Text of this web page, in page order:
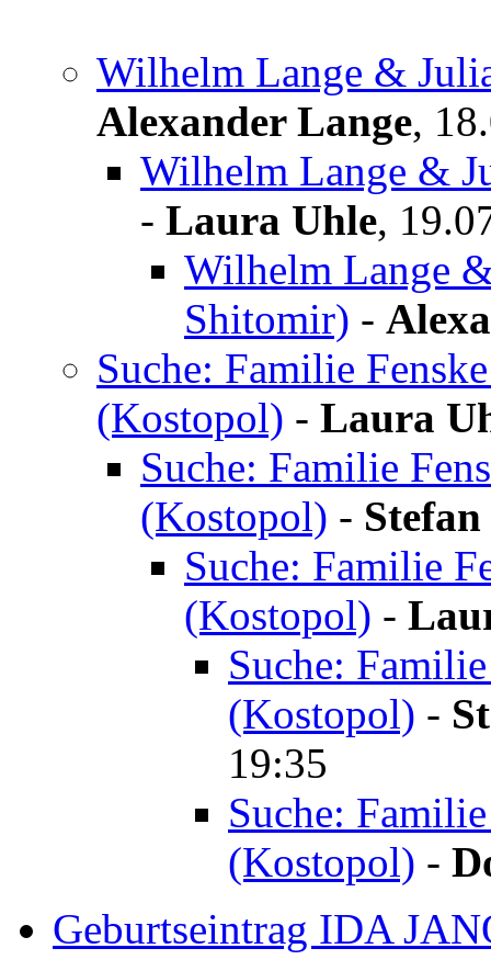
Wilhelm Lange &
Alexander Lange,
Wilhelm Lange &
- Laura Uhle,
Wilhelm Lange
Shitomir) -
Suche: Familie
(Kostopol) - Laura
Suche: Familie
(Kostopol) -
Suche: Familie
(Kostopol) -
Suche:
(Kostopol) -
19:35
Suche:
(Kostopol) -
Geburtseintrag IDA